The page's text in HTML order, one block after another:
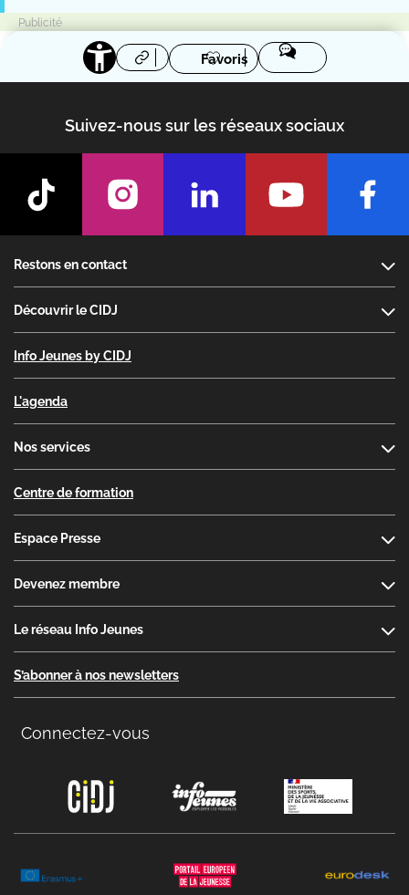
Favoris
Suivez-nous sur les réseaux sociaux
Restons en contact
Découvrir le CIDJ
Info Jeunes by CIDJ
L'agenda
Nos services
Centre de formation
Espace Presse
Devenez membre
Le réseau Info Jeunes
S’abonner à nos newsletters
Connectez-vous